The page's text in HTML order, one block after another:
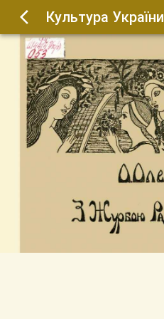
Культура України